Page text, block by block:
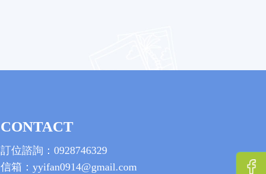
CONTACT
訂位諮詢：0928746329
信箱：yyifan0914@gmail.com